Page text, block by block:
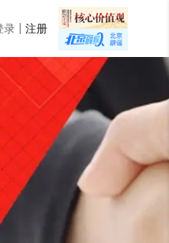
录 注册